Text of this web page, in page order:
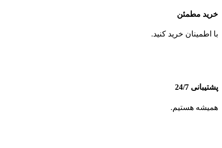
خرید مطمئن
با اطمینان خرید کنید.
پشتیبانی 24/7
همیشه هستیم.